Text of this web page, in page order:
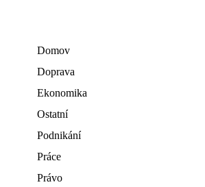
Domov
Doprava
Ekonomika
Ostatní
Podnikání
Práce
Právo